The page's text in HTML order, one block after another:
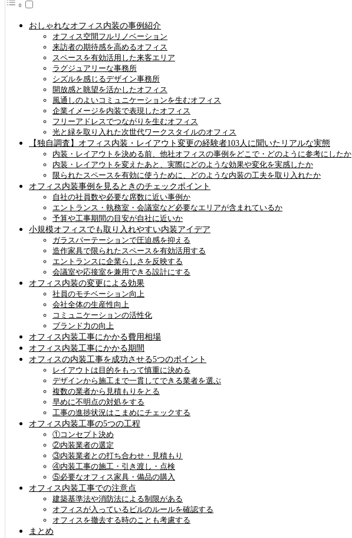
おしゃれなオフィス内装の事例紹介
オフィス空間フルリノベーション
来訪者の期待感を高めるオフィス
スペースを有効活用した来客エリア
ラグジュアリーな事務所
シズルを感じるデザイン事務所
開放感と眺望を活かしたオフィス
風通しのよいコミュニケーションを生むオフィス
企業イメージを内装で表現したオフィス
フリーアドレスでつながりを生むオフィス
光と緑を取り入れた次世代ワークスタイルのオフィス
【独自調査】オフィス内装・レイアウト変更の経験者103人に聞いたリアルな実態
内装・レイアウトを決める前、他社オフィスの事例をどこで・どのように参考にしたか
内装・レイアウトを変えたあと、実際にどのような効果や変化を実感したか
限られたスペースを有効に使うために、どのような内装の工夫を取り入れたか
オフィス内装事例を見るときのチェックポイント
自社の社員数や必要な席数に近い事例か
エントランス・執務室・会議室など必要なエリアが含まれているか
予算や工事期間の目安が自社に近いか
小規模オフィスでも取り入れやすい内装アイデア
ガラスパーテーションで圧迫感を抑える
造作家具で限られたスペースを有効活用する
エントランスに企業らしさを反映する
会議室や応接室を兼用できる設計にする
オフィス内装の変更による効果
社員のモチベーション向上
会社全体の生産性向上
コミュニケーションの活性化
ブランド力の向上
オフィス内装工事にかかる費用相場
オフィス内装工事にかかる期間
オフィスの内装工事を成功させる5つのポイント
レイアウトは目的をもって慎重に決める
デザインから施工まで一貫してできる業者を選ぶ
複数の業者から見積もりをとる
早めに不明点の対処をする
工事の進捗状況はこまめにチェックする
オフィス内装工事の5つの工程
①コンセプト決め
②内装業者の選定
③内装業者との打ち合わせ・見積もり
④内装工事の施工・引き渡し・点検
⑤必要なオフィス家具・備品の購入
オフィス内装工事での注意点
建築基準法や消防法による制限がある
オフィスが入っているビルのルールを確認する
オフィスを撤去する時のことも考慮する
まとめ